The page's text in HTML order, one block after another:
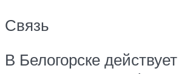
Связь
В Белогорске действует